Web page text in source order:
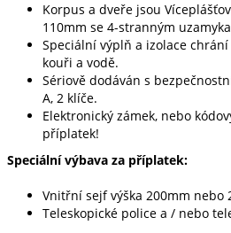
Korpus a dveře jsou
110mm se 4-stranným
Speciální výplň a izolace
kouři a vodě.
Sériově dodáván s
A, 2 klíče.
Elektronický zámek, nebo
příplatek!
Speciální výbava za příplatek:
Vnitřní sejf výška 200mm nebo
Teleskopické police a / nebo